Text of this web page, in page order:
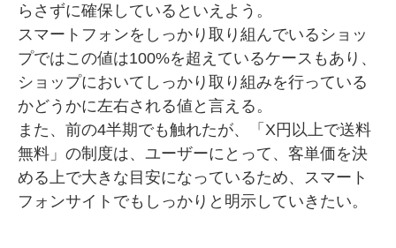
らさずに確保しているといえよう。
スマートフォンをしっかり取り組んでいるショッ
プではこの値は100%を超えているケースもあり、
ショップにおいてしっかり取り組みを行っている
かどうかに左右される値と言える。
また、前の4半期でも触れたが、「X円以上で送料
無料」の制度は、ユーザーにとって、客単価を決
める上で大きな目安になっているため、スマート
フォンサイトでもしっかりと明示していきたい。